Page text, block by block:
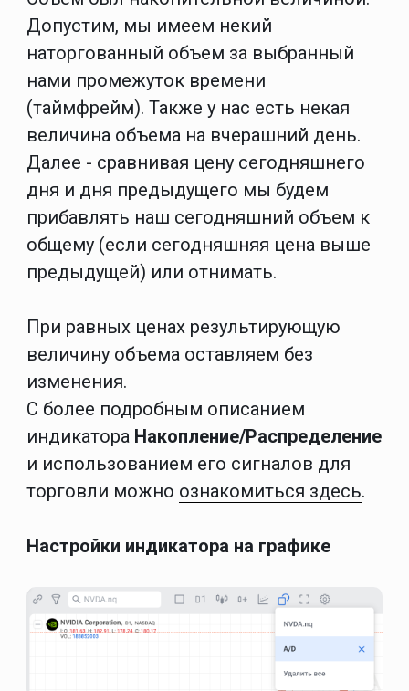
Допустим, мы имеем некий
наторгованный объем за выбранный
нами промежуток времени
(таймфрейм). Также у нас есть некая
величина объема на вчерашний день.
Далее - сравнивая цену сегодняшнего
дня и дня предыдущего мы будем
прибавлять наш сегодняшний объем к
общему (если сегодняшняя цена выше
предыдущей) или отнимать.
При равных ценах результирующую
величину объема оставляем без
изменения.
С более подробным описанием
индикатора Накопление/Распределение
и использованием его сигналов для
торговли можно ознакомиться здесь.
Настройки индикатора на графике